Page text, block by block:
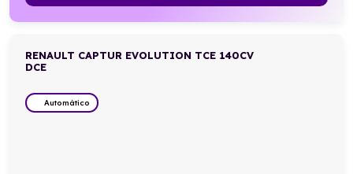
RENAULT CAPTUR EVOLUTION TCE 140CV
DCE
Automático